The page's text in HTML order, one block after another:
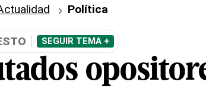
Política
SEGUIR TEMA +